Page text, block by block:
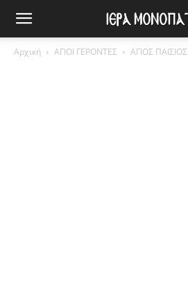
Αρχική ΑΓΙΟΙ ΓΕΡΟΝΤΕΣ ΑΓΙΟΣ ΠΑΙΣΙΟΣ